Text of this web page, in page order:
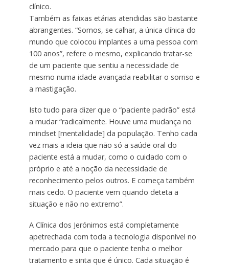
clínico.
Também as faixas etárias atendidas são bastante
abrangentes. “Somos, se calhar, a única clínica do
mundo que colocou implantes a uma pessoa com
100 anos”, refere o mesmo, explicando tratar-se
de um paciente que sentiu a necessidade de
mesmo numa idade avançada reabilitar o sorriso e
a mastigação.
Isto tudo para dizer que o “paciente padrão” está
a mudar “radicalmente. Houve uma mudança no
mindset [mentalidade] da população. Tenho cada
vez mais a ideia que não só a saúde oral do
paciente está a mudar, como o cuidado com o
próprio e até a noção da necessidade de
reconhecimento pelos outros. E começa também
mais cedo. O paciente vem quando deteta a
situação e não no extremo”.
A Clínica dos Jerónimos está completamente
apetrechada com toda a tecnologia disponível no
mercado para que o paciente tenha o melhor
tratamento e sinta que é único. Cada situação é